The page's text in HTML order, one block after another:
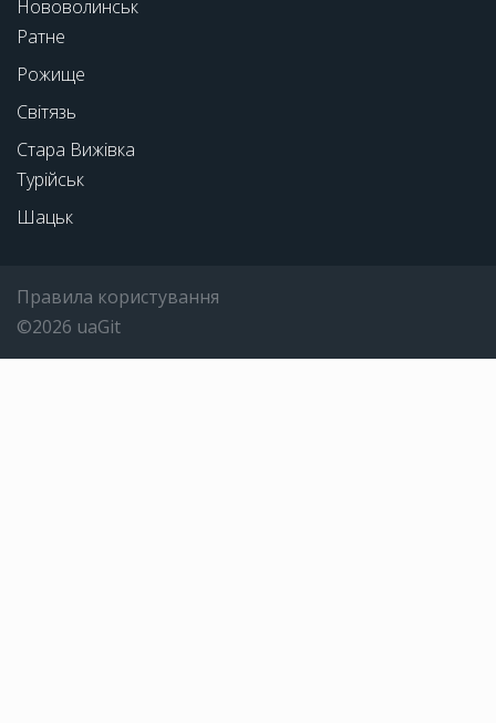
Нововолинськ
Ратне
Рожище
Світязь
Стара Вижівка
Турійськ
Шацьк
Правила користування
©2026 uaGit